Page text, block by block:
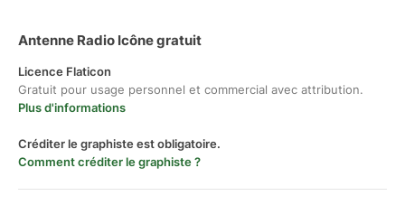
Antenne Radio Icône gratuit
Licence Flaticon
Gratuit pour usage personnel et commercial avec attribution.
Plus d'informations
Créditer le graphiste est obligatoire.
Comment créditer le graphiste ?